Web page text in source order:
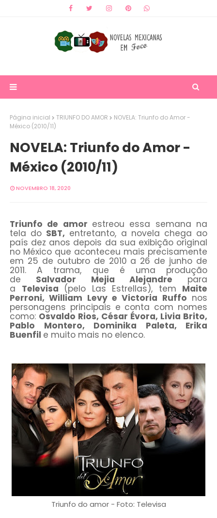
Página inicial TRIUNFO DO AMOR
NOVELA: Triunfo do Amor -
México (2010/11)
NOVELA: Triunfo do Amor -
México (2010/11)
NOVEMBRO 18, 2020
Triunfo de amor estreou essa semana na
tela do SBT, entretanto, a novela chega ao
país dez anos depois da sua exibição original
no México que aconteceu mais precisamente
em 25 de outubro de 2010 a 26 de junho de
2011. A trama, que é uma produção
de Salvador Mejia Alejandre para
a Televisa (pelo Las Estrellas), tem Maite
Perroni, William Levy e Victoria Ruffo nos
personagens principais e conta com nomes
como: Osvaldo Rios, César Évora, Livia Brito,
Pablo Montero, Dominika Paleta, Erika
Buenfil e muito mais no elenco.
Triunfo do amor - Foto: Televisa